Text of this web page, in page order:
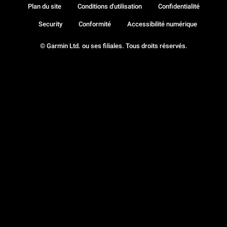
© Garmin Ltd. ou ses filiales. Tous droits réservés.
Plan du site Conditions d'utilisation Confidentialité
Security Conformité Accessibilité numérique